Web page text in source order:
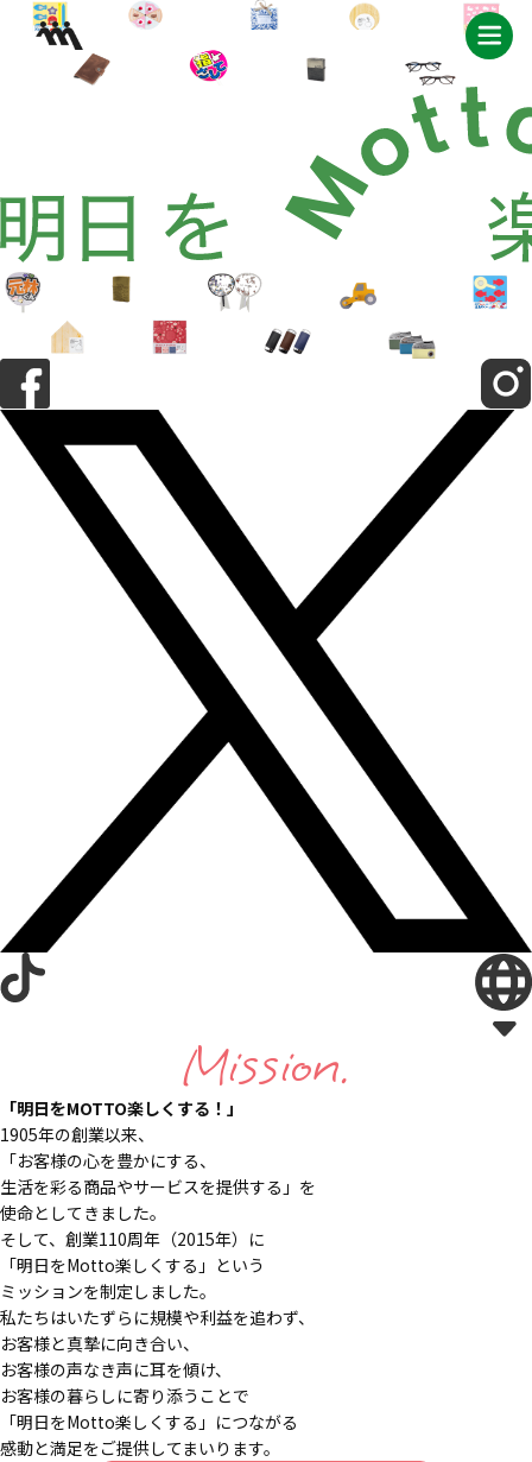
Mission.
「明日をMOTTO楽しくする！」
1905年の創業以来、
「お客様の心を豊かにする、
生活を彩る商品やサービスを提供する」を
使命としてきました。
そして、創業110周年（2015年）に
「明日をMotto楽しくする」という
ミッションを制定しました。
私たちはいたずらに規模や利益を追わず、
お客様と真摯に向き合い、
お客様の声なき声に耳を傾け、
お客様の暮らしに寄り添うことで
「明日をMotto楽しくする」につながる
感動と満足をご提供してまいります。